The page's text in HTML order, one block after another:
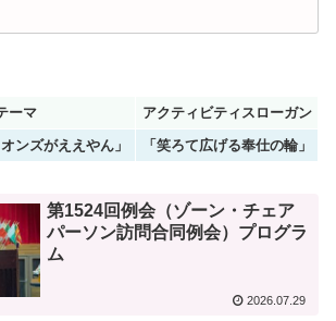
ーマ
アクティビティスローガン
ンズがええやん」
「笑ろて広げる奉仕の輪」
第1524回例会（ゾーン・チェア
パーソン訪問合同例会）プログラ
ム
2026.07.29